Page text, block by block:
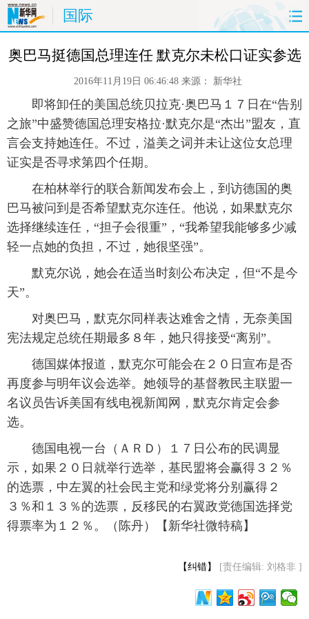
国际
首页 时政 国际 财经
体育 人事
时尚 思客 地方 法治
港澳 台湾
科技 能源 房产 公司
图片 视频 彩票 食品
金融
富媒体 摄影 新华广播
新华电视中文 新华电视英文 返回PC
奥巴马挺德国总理连任 默克尔未松口证实参选
2016年11月19日 06:46:48 来源： 新华社
即将卸任的美国总统贝拉克·奥巴马１７日在“告别
之旅”中盛赞德国总理安格拉·默克尔是“杰出”盟友，直
言会支持她连任。不过，溢美之词并未让这位女总理
证实是否寻求第四个任期。
在柏林举行的联合新闻发布会上，到访德国的奥
巴马被问到是否希望默克尔连任。他说，如果默克尔
选择继续连任，“担子会很重”，“我希望我能够多少减
轻一点她的负担，不过，她很坚强”。
默克尔说，她会在适当时刻公布决定，但“不是今
天”。
对奥巴马，默克尔同样表达难舍之情，无奈美国
宪法规定总统任期最多８年，她只得接受“离别”。
德国媒体报道，默克尔可能会在２０日宣布是否
再度参与明年议会选举。她领导的基督教民主联盟一
名议员告诉美国有线电视新闻网，默克尔肯定会参
选。
德国电视一台（ＡＲＤ）１７日公布的民调显
示，如果２０日就举行选举，基民盟将会赢得３２％
的选票，中左翼的社会民主党和绿党将分别赢得２
３％和１３％的选票，反移民的右翼政党德国选择党
得票率为１２％。（陈丹）【新华社微特稿】
【纠错】 [责任编辑: 刘格非 ]